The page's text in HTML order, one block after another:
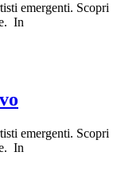
emergenti. Scopri
In
emergenti. Scopri
In